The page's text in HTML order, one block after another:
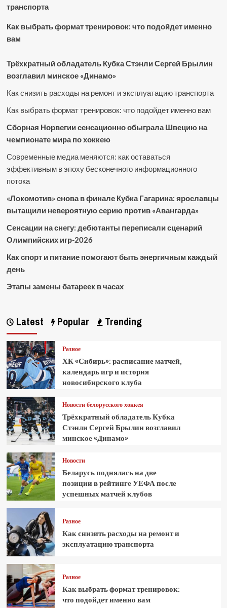
транспорта
Как выбрать формат тренировок: что подойдет именно
вам
Трёхкратный обладатель Кубка Стэнли Сергей Брылин
возглавил минское «Динамо»
Как снизить расходы на ремонт и эксплуатацию транспорта
Как выбрать формат тренировок: что подойдет именно вам
Сборная Норвегии сенсационно обыграла Швецию на
чемпионате мира по хоккею
Современные медиа меняются: как оставаться
эффективным в эпоху бесконечного информационного
потока
«Локомотив» снова в финале Кубка Гагарина: ярославцы
вытащили невероятную серию против «Авангарда»
Сенсации на снегу: дебютанты переписали сценарий
Олимпийских игр-2026
Как спорт и питание помогают быть энергичным каждый
день
Этапы замены батареек в часах
Latest Popular Trending
Разное
ХК «Сибирь»: расписание матчей,
календарь игр и история
новосибирского клуба
Новости белорусского хоккея
Трёхкратный обладатель Кубка
Стэнли Сергей Брылин возглавил
минское «Динамо»
Новости
Беларусь поднялась на две
позиции в рейтинге УЕФА после
успешных матчей клубов
Разное
Как снизить расходы на ремонт и
эксплуатацию транспорта
Разное
Как выбрать формат тренировок:
что подойдет именно вам